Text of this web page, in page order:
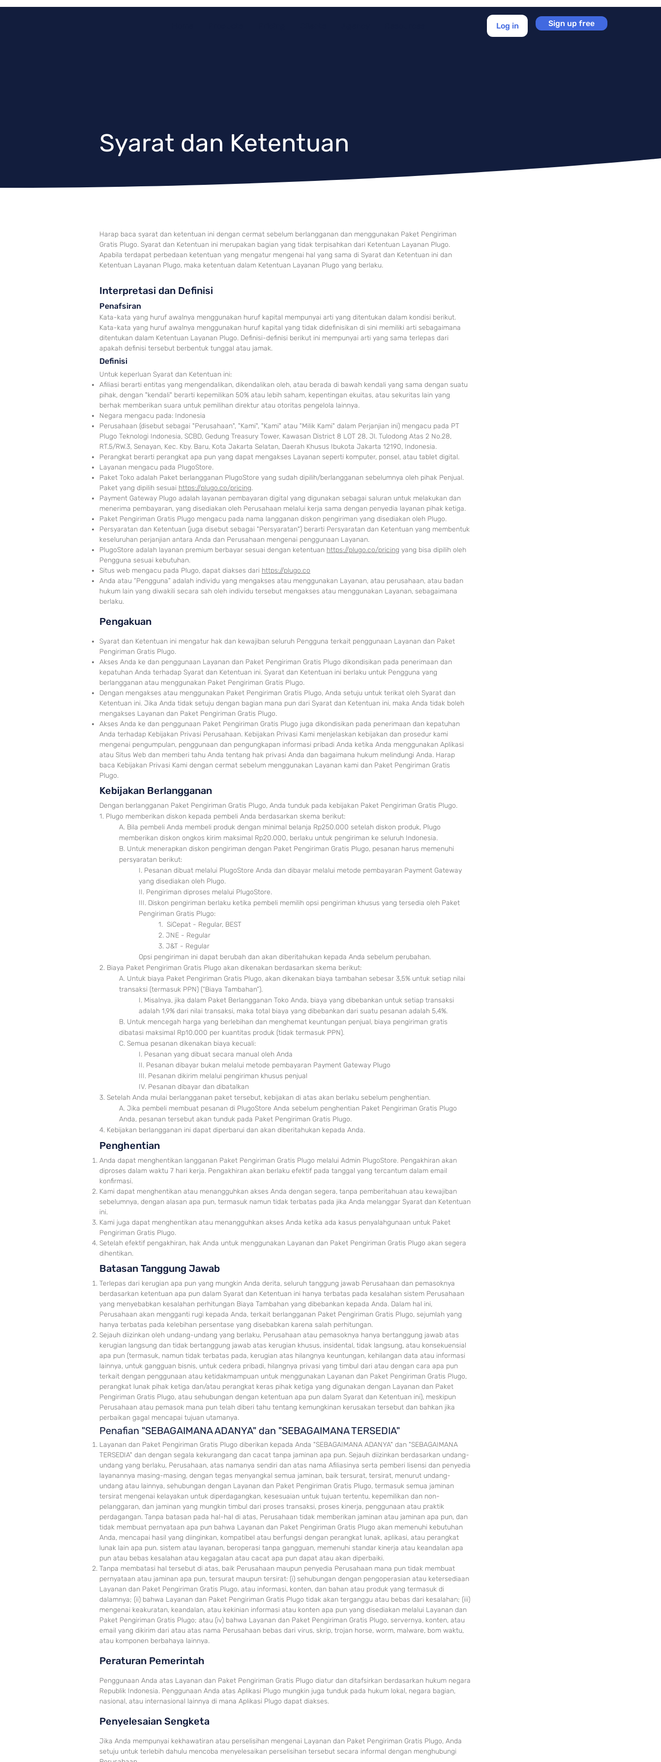
Log in Sign up free
Syarat dan Ketentuan
Harap baca syarat dan ketentuan ini dengan cermat sebelum berlangganan dan menggunakan Paket Pengiriman
Gratis Plugo. Syarat dan Ketentuan ini merupakan bagian yang tidak terpisahkan dari Ketentuan Layanan Plugo.
Apabila terdapat perbedaan ketentuan yang mengatur mengenai hal yang sama di Syarat dan Ketentuan ini dan
Ketentuan Layanan Plugo, maka ketentuan dalam Ketentuan Layanan Plugo yang berlaku.
Interpretasi dan Definisi
Penafsiran
Kata-kata yang huruf awalnya menggunakan huruf kapital mempunyai arti yang ditentukan dalam kondisi berikut.
Kata-kata yang huruf awalnya menggunakan huruf kapital yang tidak didefinisikan di sini memiliki arti sebagaimana
ditentukan dalam Ketentuan Layanan Plugo. Definisi-definisi berikut ini mempunyai arti yang sama terlepas dari
apakah definisi tersebut berbentuk tunggal atau jamak.
Definisi
Untuk keperluan Syarat dan Ketentuan ini:
Afiliasi berarti entitas yang mengendalikan, dikendalikan oleh, atau berada di bawah kendali yang sama dengan suatu
pihak, dengan "kendali" berarti kepemilikan 50% atau lebih saham, kepentingan ekuitas, atau sekuritas lain yang
berhak memberikan suara untuk pemilihan direktur atau otoritas pengelola lainnya.
Negara mengacu pada: Indonesia
Perusahaan (disebut sebagai "Perusahaan", "Kami", "Kami" atau "Milik Kami" dalam Perjanjian ini) mengacu pada PT
Plugo Teknologi Indonesia, SCBD, Gedung Treasury Tower, Kawasan District 8 LOT 28, Jl. Tulodong Atas 2 No.28,
RT.5/RW.3, Senayan, Kec. Kby. Baru, Kota Jakarta Selatan, Daerah Khusus Ibukota Jakarta 12190, Indonesia.
Perangkat berarti perangkat apa pun yang dapat mengakses Layanan seperti komputer, ponsel, atau tablet digital.
Layanan mengacu pada PlugoStore.
Paket Toko adalah Paket berlangganan PlugoStore yang sudah dipilih/berlangganan sebelumnya oleh pihak Penjual.
Paket yang dipilih sesuai https://plugo.co/pricing.
Payment Gateway Plugo adalah layanan pembayaran digital yang digunakan sebagai saluran untuk melakukan dan
menerima pembayaran, yang disediakan oleh Perusahaan melalui kerja sama dengan penyedia layanan pihak ketiga.
Paket Pengiriman Gratis Plugo mengacu pada nama langganan diskon pengiriman yang disediakan oleh Plugo.
Persyaratan dan Ketentuan (juga disebut sebagai "Persyaratan") berarti Persyaratan dan Ketentuan yang membentuk
keseluruhan perjanjian antara Anda dan Perusahaan mengenai penggunaan Layanan.
PlugoStore adalah layanan premium berbayar sesuai dengan ketentuan https://plugo.co/pricing yang bisa dipilih oleh
Pengguna sesuai kebutuhan.
Situs web mengacu pada Plugo, dapat diakses dari https://plugo.co
Anda atau “Pengguna” adalah individu yang mengakses atau menggunakan Layanan, atau perusahaan, atau badan
hukum lain yang diwakili secara sah oleh individu tersebut mengakses atau menggunakan Layanan, sebagaimana
berlaku.
Pengakuan
Syarat dan Ketentuan ini mengatur hak dan kewajiban seluruh Pengguna terkait penggunaan Layanan dan Paket
Pengiriman Gratis Plugo.
Akses Anda ke dan penggunaan Layanan dan Paket Pengiriman Gratis Plugo dikondisikan pada penerimaan dan
kepatuhan Anda terhadap Syarat dan Ketentuan ini. Syarat dan Ketentuan ini berlaku untuk Pengguna yang
berlangganan atau menggunakan Paket Pengiriman Gratis Plugo.
Dengan mengakses atau menggunakan Paket Pengiriman Gratis Plugo, Anda setuju untuk terikat oleh Syarat dan
Ketentuan ini. Jika Anda tidak setuju dengan bagian mana pun dari Syarat dan Ketentuan ini, maka Anda tidak boleh
mengakses Layanan dan Paket Pengiriman Gratis Plugo.
Akses Anda ke dan penggunaan Paket Pengiriman Gratis Plugo juga dikondisikan pada penerimaan dan kepatuhan
Anda terhadap Kebijakan Privasi Perusahaan. Kebijakan Privasi Kami menjelaskan kebijakan dan prosedur kami
mengenai pengumpulan, penggunaan dan pengungkapan informasi pribadi Anda ketika Anda menggunakan Aplikasi
atau Situs Web dan memberi tahu Anda tentang hak privasi Anda dan bagaimana hukum melindungi Anda. Harap
baca Kebijakan Privasi Kami dengan cermat sebelum menggunakan Layanan kami dan Paket Pengiriman Gratis
Plugo.
Kebijakan Berlangganan
Dengan berlangganan Paket Pengiriman Gratis Plugo, Anda tunduk pada kebijakan Paket Pengiriman Gratis Plugo.
1. Plugo memberikan diskon kepada pembeli Anda berdasarkan skema berikut:
A. Bila pembeli Anda membeli produk dengan minimal belanja Rp250.000 setelah diskon produk, Plugo
memberikan diskon ongkos kirim maksimal Rp20.000, berlaku untuk pengiriman ke seluruh Indonesia.
B. Untuk menerapkan diskon pengiriman dengan Paket Pengiriman Gratis Plugo, pesanan harus memenuhi
persyaratan berikut:
I. Pesanan dibuat melalui PlugoStore Anda dan dibayar melalui metode pembayaran Payment Gateway
yang disediakan oleh Plugo.
II. Pengiriman diproses melalui PlugoStore.
III. Diskon pengiriman berlaku ketika pembeli memilih opsi pengiriman khusus yang tersedia oleh Paket
Pengiriman Gratis Plugo:
1. SiCepat - Regular, BEST
2. JNE - Regular
3. J&T - Regular
Opsi pengiriman ini dapat berubah dan akan diberitahukan kepada Anda sebelum perubahan.
2. Biaya Paket Pengiriman Gratis Plugo akan dikenakan berdasarkan skema berikut:
A. Untuk biaya Paket Pengiriman Gratis Plugo, akan dikenakan biaya tambahan sebesar 3,5% untuk setiap nilai
transaksi (termasuk PPN) (“Biaya Tambahan”).
I. Misalnya, jika dalam Paket Berlangganan Toko Anda, biaya yang dibebankan untuk setiap transaksi
adalah 1,9% dari nilai transaksi, maka total biaya yang dibebankan dari suatu pesanan adalah 5,4%.
B. Untuk mencegah harga yang berlebihan dan menghemat keuntungan penjual, biaya pengiriman gratis
dibatasi maksimal Rp10.000 per kuantitas produk (tidak termasuk PPN).
C. Semua pesanan dikenakan biaya kecuali:
I. Pesanan yang dibuat secara manual oleh Anda
II. Pesanan dibayar bukan melalui metode pembayaran Payment Gateway Plugo
III. Pesanan dikirim melalui pengiriman khusus penjual
IV. Pesanan dibayar dan dibatalkan
3. Setelah Anda mulai berlangganan paket tersebut, kebijakan di atas akan berlaku sebelum penghentian.
A. Jika pembeli membuat pesanan di PlugoStore Anda sebelum penghentian Paket Pengiriman Gratis Plugo
Anda, pesanan tersebut akan tunduk pada Paket Pengiriman Gratis Plugo.
4. Kebijakan berlangganan ini dapat diperbarui dan akan diberitahukan kepada Anda.
Penghentian
Anda dapat menghentikan langganan Paket Pengiriman Gratis Plugo melalui Admin PlugoStore. Pengakhiran akan
diproses dalam waktu 7 hari kerja. Pengakhiran akan berlaku efektif pada tanggal yang tercantum dalam email
konfirmasi.
Kami dapat menghentikan atau menangguhkan akses Anda dengan segera, tanpa pemberitahuan atau kewajiban
sebelumnya, dengan alasan apa pun, termasuk namun tidak terbatas pada jika Anda melanggar Syarat dan Ketentuan
ini.
Kami juga dapat menghentikan atau menangguhkan akses Anda ketika ada kasus penyalahgunaan untuk Paket
Pengiriman Gratis Plugo.
Setelah efektif pengakhiran, hak Anda untuk menggunakan Layanan dan Paket Pengiriman Gratis Plugo akan segera
dihentikan.
Batasan Tanggung Jawab
Terlepas dari kerugian apa pun yang mungkin Anda derita, seluruh tanggung jawab Perusahaan dan pemasoknya
berdasarkan ketentuan apa pun dalam Syarat dan Ketentuan ini hanya terbatas pada kesalahan sistem Perusahaan
yang menyebabkan kesalahan perhitungan Biaya Tambahan yang dibebankan kepada Anda. Dalam hal ini,
Perusahaan akan mengganti rugi kepada Anda, terkait berlangganan Paket Pengiriman Gratis Plugo, sejumlah yang
hanya terbatas pada kelebihan persentase yang disebabkan karena salah perhitungan.
Sejauh diizinkan oleh undang-undang yang berlaku, Perusahaan atau pemasoknya hanya bertanggung jawab atas
kerugian langsung dan tidak bertanggung jawab atas kerugian khusus, insidental, tidak langsung, atau konsekuensial
apa pun (termasuk, namun tidak terbatas pada, kerugian atas hilangnya keuntungan, kehilangan data atau informasi
lainnya, untuk gangguan bisnis, untuk cedera pribadi, hilangnya privasi yang timbul dari atau dengan cara apa pun
terkait dengan penggunaan atau ketidakmampuan untuk menggunakan Layanan dan Paket Pengiriman Gratis Plugo,
perangkat lunak pihak ketiga dan/atau perangkat keras pihak ketiga yang digunakan dengan Layanan dan Paket
Pengiriman Gratis Plugo, atau sehubungan dengan ketentuan apa pun dalam Syarat dan Ketentuan ini), meskipun
Perusahaan atau pemasok mana pun telah diberi tahu tentang kemungkinan kerusakan tersebut dan bahkan jika
perbaikan gagal mencapai tujuan utamanya.
Penafian "SEBAGAIMANA ADANYA" dan "SEBAGAIMANA TERSEDIA"
Layanan dan Paket Pengiriman Gratis Plugo diberikan kepada Anda "SEBAGAIMANA ADANYA" dan "SEBAGAIMANA
TERSEDIA" dan dengan segala kekurangang dan cacat tanpa jaminan apa pun. Sejauh diizinkan berdasarkan undang-
undang yang berlaku, Perusahaan, atas namanya sendiri dan atas nama Afiliasinya serta pemberi lisensi dan penyedia
layanannya masing-masing, dengan tegas menyangkal semua jaminan, baik tersurat, tersirat, menurut undang-
undang atau lainnya, sehubungan dengan Layanan dan Paket Pengiriman Gratis Plugo, termasuk semua jaminan
tersirat mengenai kelayakan untuk diperdagangkan, kesesuaian untuk tujuan tertentu, kepemilikan dan non-
pelanggaran, dan jaminan yang mungkin timbul dari proses transaksi, proses kinerja, penggunaan atau praktik
perdagangan. Tanpa batasan pada hal-hal di atas, Perusahaan tidak memberikan jaminan atau jaminan apa pun, dan
tidak membuat pernyataan apa pun bahwa Layanan dan Paket Pengiriman Gratis Plugo akan memenuhi kebutuhan
Anda, mencapai hasil yang diinginkan, kompatibel atau berfungsi dengan perangkat lunak, aplikasi, atau perangkat
lunak lain apa pun. sistem atau layanan, beroperasi tanpa gangguan, memenuhi standar kinerja atau keandalan apa
pun atau bebas kesalahan atau kegagalan atau cacat apa pun dapat atau akan diperbaiki.
Tanpa membatasi hal tersebut di atas, baik Perusahaan maupun penyedia Perusahaan mana pun tidak membuat
pernyataan atau jaminan apa pun, tersurat maupun tersirat: (i) sehubungan dengan pengoperasian atau ketersediaan
Layanan dan Paket Pengiriman Gratis Plugo, atau informasi, konten, dan bahan atau produk yang termasuk di
dalamnya; (ii) bahwa Layanan dan Paket Pengiriman Gratis Plugo tidak akan terganggu atau bebas dari kesalahan; (iii)
mengenai keakuratan, keandalan, atau kekinian informasi atau konten apa pun yang disediakan melalui Layanan dan
Paket Pengiriman Gratis Plugo; atau (iv) bahwa Layanan dan Paket Pengiriman Gratis Plugo, servernya, konten, atau
email yang dikirim dari atau atas nama Perusahaan bebas dari virus, skrip, trojan horse, worm, malware, bom waktu,
atau komponen berbahaya lainnya.
Peraturan Pemerintah
Penggunaan Anda atas Layanan dan Paket Pengiriman Gratis Plugo diatur dan ditafsirkan berdasarkan hukum negara
Republik Indonesia. Penggunaan Anda atas Aplikasi Plugo mungkin juga tunduk pada hukum lokal, negara bagian,
nasional, atau internasional lainnya di mana Aplikasi Plugo dapat diakses.
Penyelesaian Sengketa
Jika Anda mempunyai kekhawatiran atau perselisihan mengenai Layanan dan Paket Pengiriman Gratis Plugo, Anda
setuju untuk terlebih dahulu mencoba menyelesaikan perselisihan tersebut secara informal dengan menghubungi